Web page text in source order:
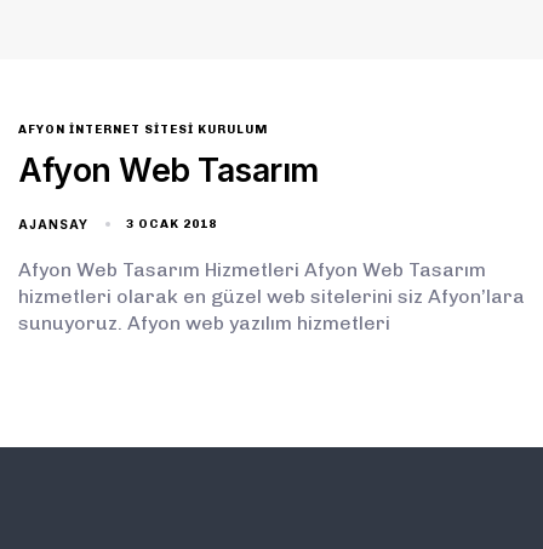
AFYON İNTERNET SITESI KURULUM
Afyon Web Tasarım
AJANSAY 3 OCAK 2018
Afyon Web Tasarım Hizmetleri Afyon Web Tasarım
hizmetleri olarak en güzel web sitelerini siz Afyon’lara
sunuyoruz. Afyon web yazılım hizmetleri